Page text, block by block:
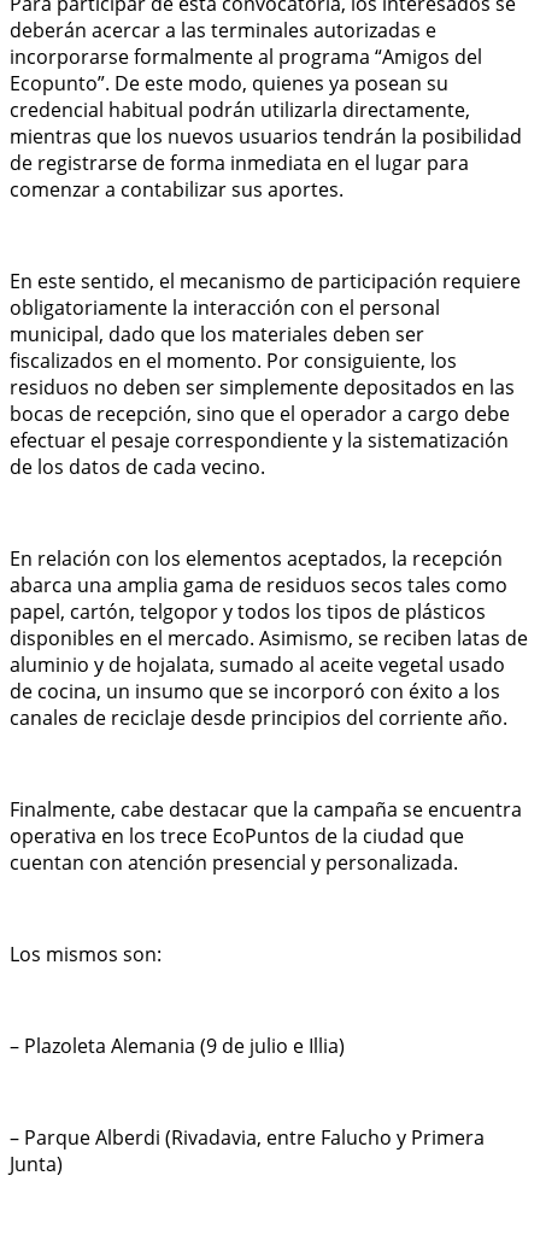
deberán acercar a las terminales autorizadas e
incorporarse formalmente al programa “Amigos del
Ecopunto”. De este modo, quienes ya posean su
credencial habitual podrán utilizarla directamente,
mientras que los nuevos usuarios tendrán la posibilidad
de registrarse de forma inmediata en el lugar para
comenzar a contabilizar sus aportes.
En este sentido, el mecanismo de participación requiere
obligatoriamente la interacción con el personal
municipal, dado que los materiales deben ser
fiscalizados en el momento. Por consiguiente, los
residuos no deben ser simplemente depositados en las
bocas de recepción, sino que el operador a cargo debe
efectuar el pesaje correspondiente y la sistematización
de los datos de cada vecino.
En relación con los elementos aceptados, la recepción
abarca una amplia gama de residuos secos tales como
papel, cartón, telgopor y todos los tipos de plásticos
disponibles en el mercado. Asimismo, se reciben latas de
aluminio y de hojalata, sumado al aceite vegetal usado
de cocina, un insumo que se incorporó con éxito a los
canales de reciclaje desde principios del corriente año.
Finalmente, cabe destacar que la campaña se encuentra
operativa en los trece EcoPuntos de la ciudad que
cuentan con atención presencial y personalizada.
Los mismos son:
– Plazoleta Alemania (9 de julio e Illia)
– Parque Alberdi (Rivadavia, entre Falucho y Primera
Junta)